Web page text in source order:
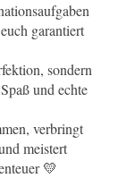
garantiert
sondern
und echte
verbringt
meistert
💛